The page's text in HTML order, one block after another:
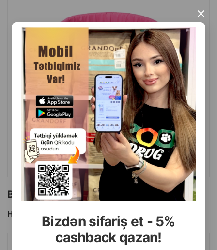
Bizdən sifariş et - 5%
cashback qazan!
×
( Rəylər)
Çəki Qiymət
Almaq
1 ədəd
44.50
ALMAQ
Bu brendin başqa məhsulları
Hamısını Gör